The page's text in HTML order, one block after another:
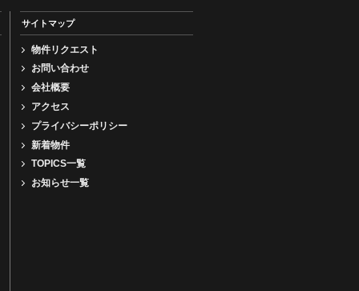
サイトマップ
物件リクエスト
お問い合わせ
会社概要
アクセス
プライバシーポリシー
新着物件
TOPICS一覧
お知らせ一覧